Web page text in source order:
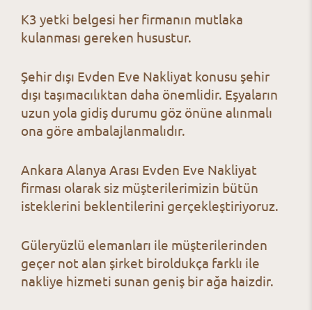
K3 yetki belgesi her firmanın mutlaka
kulanması gereken husustur.
Şehir dışı Evden Eve Nakliyat konusu şehir
dışı taşımacılıktan daha önemlidir. Eşyaların
uzun yola gidiş durumu göz önüne alınmalı
ona göre ambalajlanmalıdır.
Ankara Alanya Arası Evden Eve Nakliyat
firması olarak siz müşterilerimizin bütün
isteklerini beklentilerini gerçekleştiriyoruz.
Güleryüzlü elemanları ile müşterilerinden
geçer not alan şirket biroldukça farklı ile
nakliye hizmeti sunan geniş bir ağa haizdir.